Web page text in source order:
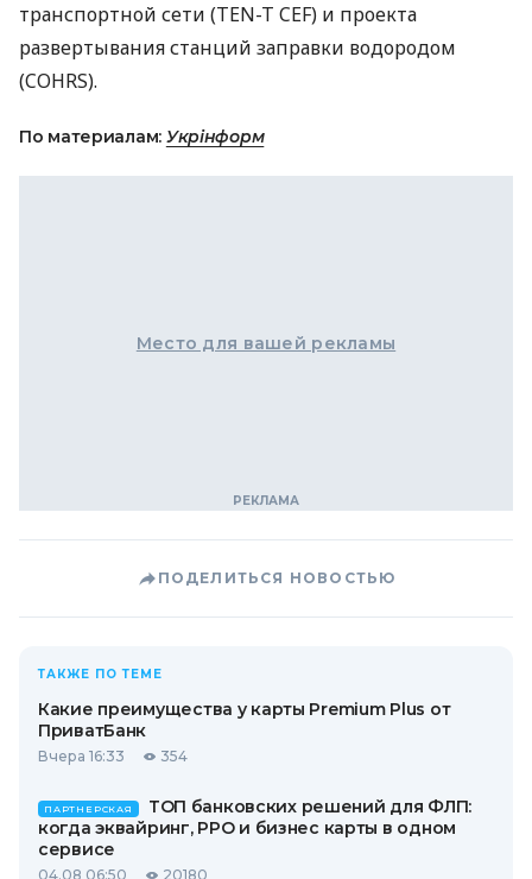
транспортной сети (TEN-T CEF) и проекта
развертывания станций заправки водородом
(COHRS).
По материалам: Укрінформ
Место для вашей рекламы
ПОДЕЛИТЬСЯ НОВОСТЬЮ
ТАКЖЕ ПО ТЕМЕ
Какие преимущества у карты Premium Plus от
ПриватБанк
Вчера 16:33 354
ПАРТНЕРСКАЯ
ТОП банковских решений для ФЛП:
когда эквайринг, РРО и бизнес карты в одном
сервисе
04.08 06:50 20180